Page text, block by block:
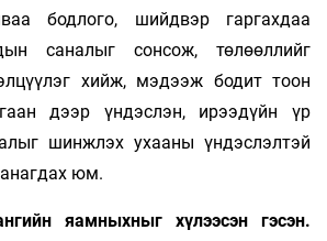
бодлого, шийдвэр гаргахдаа
саналыг сонсож, төлөөллийг
хийж, мэдээж бодит тоон
дээр үндэслэн, ирээдүйн үр
шинжлэх ухааны үндэслэлтэй
юм.
яамныхныг хүлээсэн гэсэн.